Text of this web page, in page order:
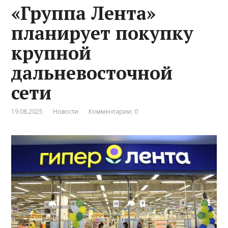
«Группа Лента»
планирует покупку
крупной
дальневосточной
сети
19.08.2025 Новости Комментарии: 0